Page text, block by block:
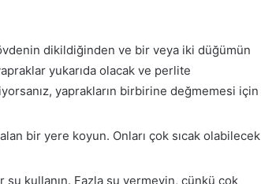
dikildiğinden ve bir veya iki düğümün
yukarıda olacak ve perlite
yaprakların birbirine değmemesi için
bir yere koyun. Onları çok sıcak olabilecek
kullanın. Fazla su vermeyin, çünkü çok